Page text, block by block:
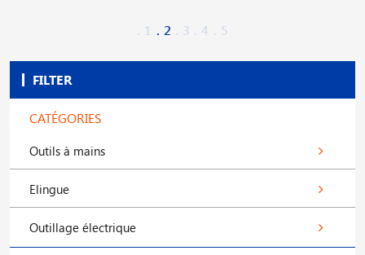
FILTER
CATÉGORIES
Outils à mains
Elingue
Outillage électrique
1 2 3 4 5